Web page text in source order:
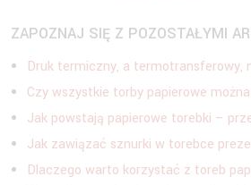
ZAPOZNAJ SIĘ Z POZOSTAŁYMI
Druk termiczny, a termotransferowy,
Czy wszystkie torby papierowe
Jak powstają papierowe torebki –
Jak zawiązać sznurki w torebce
Dlaczego warto korzystać z toreb